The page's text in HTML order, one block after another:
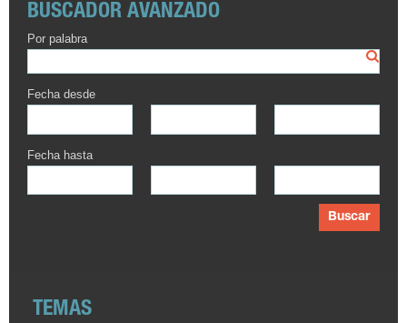
BUSCADOR AVANZADO
Por palabra
Fecha desde
Fecha hasta
Buscar
TEMAS